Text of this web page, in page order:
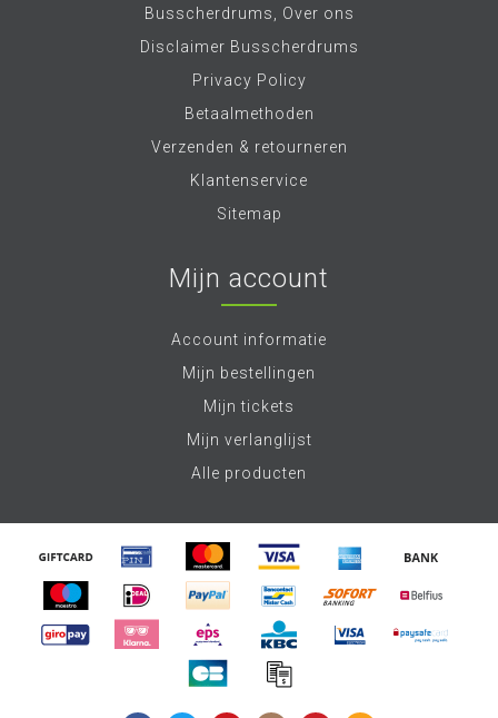
Busscherdrums, Over ons
Disclaimer Busscherdrums
Privacy Policy
Betaalmethoden
Verzenden & retourneren
Klantenservice
Sitemap
Mijn account
Account informatie
Mijn bestellingen
Mijn tickets
Mijn verlanglijst
Alle producten